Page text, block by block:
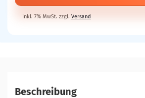
inkl. 7% MwSt. zzgl. Versand
Beschreibung